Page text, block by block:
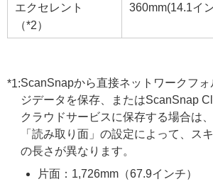
エクセレント
（*2）
360mm(14.1イ
*1:ScanSnapから直接ネットワークフ
ジデータを保存、またはScanSnap
クラウドサービスに保存する場合は
「読み取り面」の設定によって、ス
の長さが異なります。
片面：1,726mm（67.9インチ）